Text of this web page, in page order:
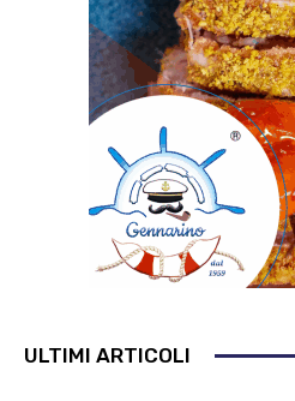
ULTIMI ARTICOLI